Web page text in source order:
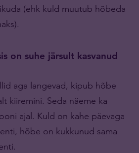
(ehk kuld muutub hõbeda
on suhe järsult kasvanud
aga langevad, kipub hõbe
kiiremini. Seda näeme ka
ajal. Kuld on kahe päevaga
hõbe on kukkunud sama